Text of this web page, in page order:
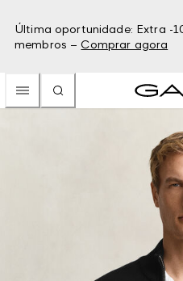
Última oportunidade: Extra -
membros – Comprar agora